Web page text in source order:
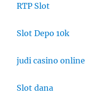
RTP Slot
Slot Depo 10k
judi casino online
Slot dana